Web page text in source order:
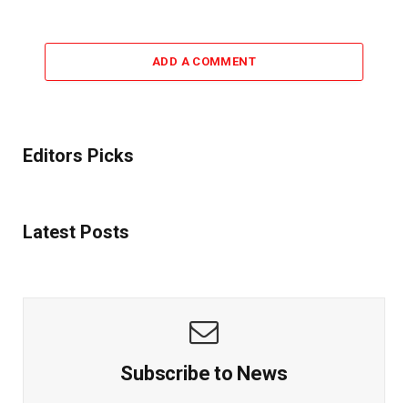
ADD A COMMENT
Editors Picks
Latest Posts
Subscribe to News